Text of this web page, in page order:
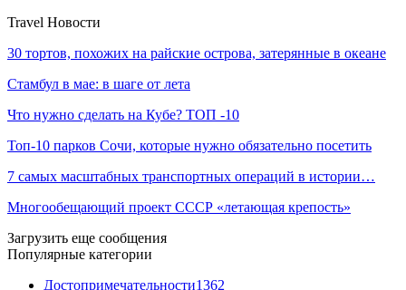
Travel Новости
30 тортов, похожих на райские острова, затерянные в океане
Стамбул в мае: в шаге от лета
Что нужно сделать на Кубе? ТОП -10
Топ-10 парков Сочи, которые нужно обязательно посетить
7 самых масштабных транспортных операций в истории…
Многообещающий проект СССР «летающая крепость»
Загрузить еще сообщения
Популярные категории
Достопримечательности1362